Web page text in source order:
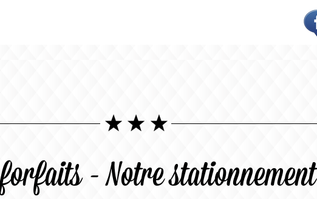
- Notre stationnement